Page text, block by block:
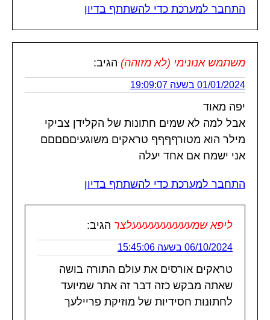
התחבר למערכת כדי להשתתף בדיון
משתמש אנונימי (לא מזוהה) הגיב:
01/01/2024 בשעה 19:09:07
יפה מאוד
אבל למה לא שמים חתונות של הקלידן צביקי
מילר הוא מטורףףףף טראקים משוגעיםםםםם
אני ישמח אם אחד יעלה
התחבר למערכת כדי להשתתף בדיון
ליפא שמעעעעעעעעעעלצר הגיב:
06/10/2024 בשעה 15:45:06
טראקים אורסים את עולם התורה בושה
שאתה מבקש כזה דבר זה אתר שמיועד
לחתונות חסידיות של מוזיקת פריילעך